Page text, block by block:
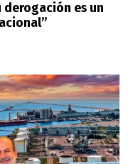
derogación es un